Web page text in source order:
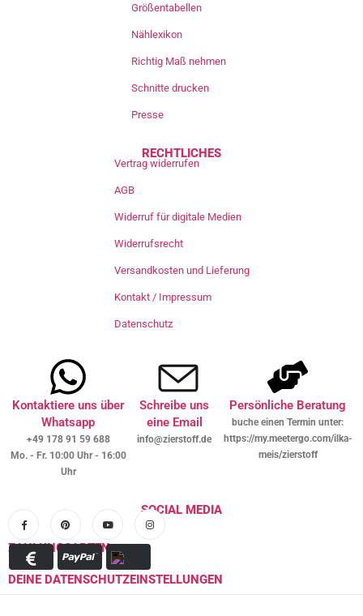
Größentabellen
Nählexikon
Richtig Maß nehmen
Schnitte drucken
Presse
RECHTLICHES
Vertrag widerrufen
AGB
Widerruf für digitale Medien
Widerrufsrecht
Versandkosten und Lieferung
Kontakt / Impressum
Datenschutz
Kontaktiere uns über
Whatsapp
+49 178 91 59 688
Mo. - Fr. 10:00 Uhr - 16:00
Uhr
Schreibe uns
eine Email
info@zierstoff.de
Persönliche Beratung
buche einen Termin unter:
https://my.meetergo.com/ilka-
meis/zierstoff
SOCIAL MEDIA
ZAHLUNGSARTEN
DEINE DATENSCHUTZEINSTELLUNGEN